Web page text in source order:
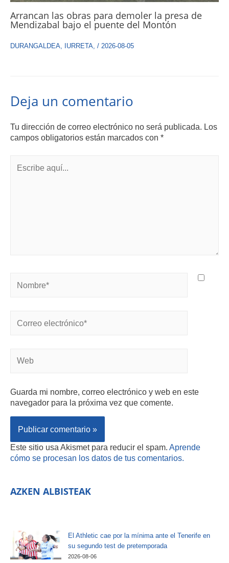
Arrancan las obras para demoler la presa de
Mendizabal bajo el puente del Montón
DURANGALDEA IURRETA / 2026-08-05
Deja un comentario
Tu dirección de correo electrónico no será publicada. Los
campos obligatorios están marcados con *
Guarda mi nombre, correo electrónico y web en este
navegador para la próxima vez que comente.
Este sitio usa Akismet para reducir el spam. Aprende
cómo se procesan los datos de tus comentarios.
AZKEN ALBISTEAK
El Athletic cae por la mínima ante el Tenerife en
su segundo test de pretemporada
2026-08-06